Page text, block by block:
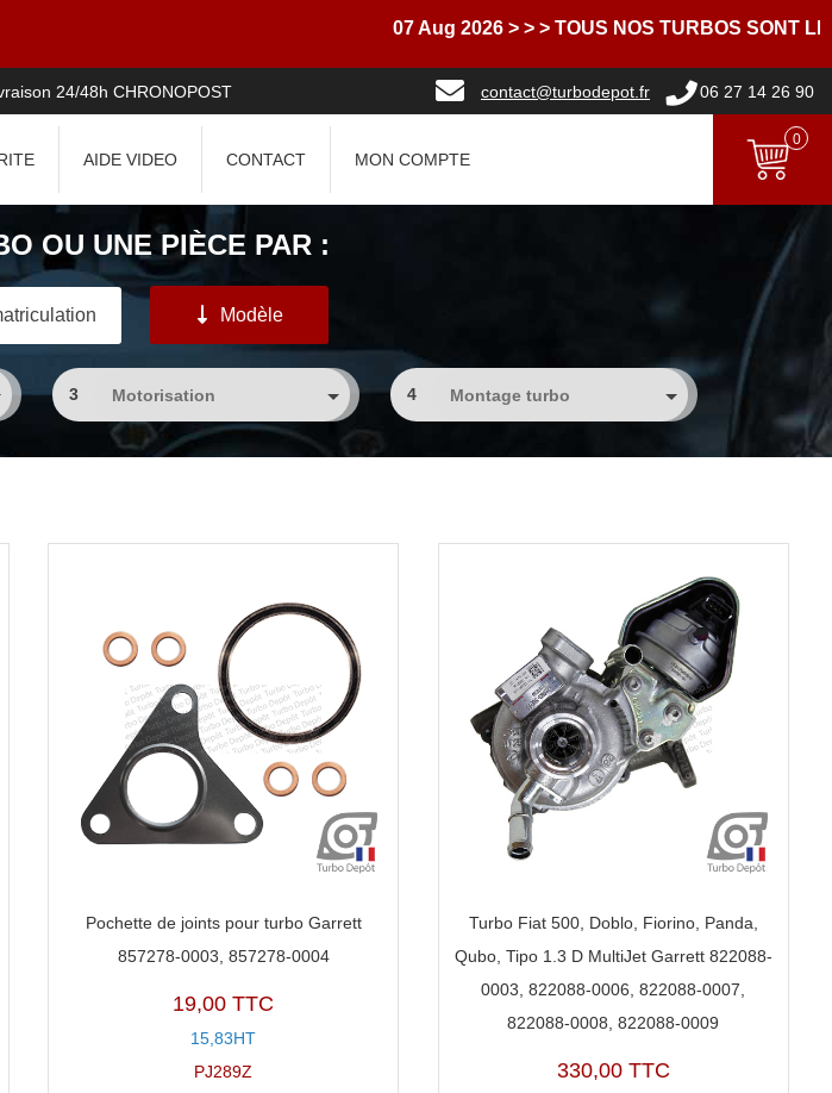
07 Aug 2026 > > > TOUS NOS TURBOS SONT
24/48h CHRONOPOST contact@turbodepot.fr 06 27 14 26 90
AIDE VIDEO CONTACT MON COMPTE
0
OU UNE PIÈCE PAR :
Modèle
3 4
Pochette de joints pour turbo Garrett
857278-0003, 857278-0004
19,00 TTC
15,83HT
PJ289Z
Turbo Fiat 500, Doblo, Fiorino, Panda,
Qubo, Tipo 1.3 D MultiJet Garrett 822088-
0003, 822088-0006, 822088-0007,
822088-0008, 822088-0009
330,00 TTC